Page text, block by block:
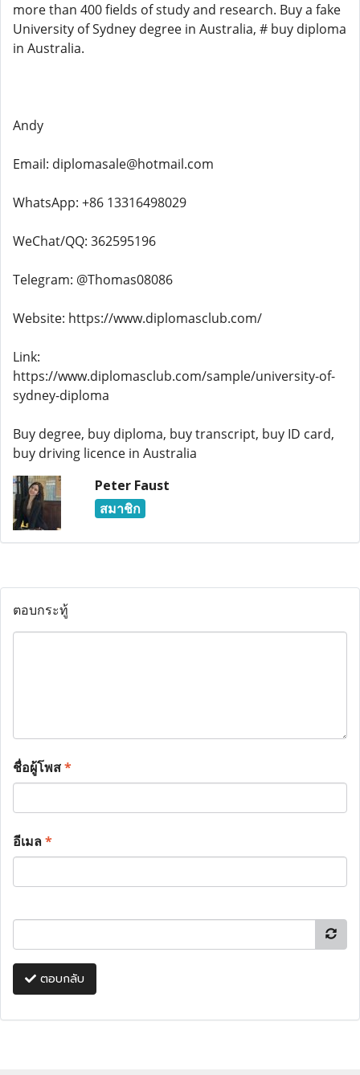
more than 400 fields of study and research. Buy a fake
University of Sydney degree in Australia, # buy diploma
in Australia.
Andy
Email: diplomasale@hotmail.com
WhatsApp: +86 13316498029
WeChat/QQ: 362595196
Telegram: @Thomas08086
Website: https://www.diplomasclub.com/
Link:
https://www.diplomasclub.com/sample/university-of-
sydney-diploma
Buy degree, buy diploma, buy transcript, buy ID card,
buy driving licence in Australia
Peter Faust
สมาชิก
ตอบกระทู้
ชื่อผู้โพส*
อีเมล*
ตอบกลับ